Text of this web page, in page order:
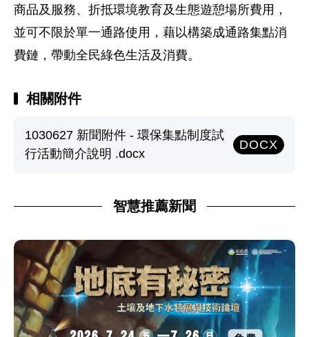
商品及服務、折抵環境教育及生態遊憩場所費用，
並可不限於單一通路使用，藉以構築成通路集點消
費鏈，帶動全民綠色生活及消費。
相關附件
1030627 新聞附件 - 環保集點制度試
行活動簡介說明 .docx
DOCX
智慧推薦新聞